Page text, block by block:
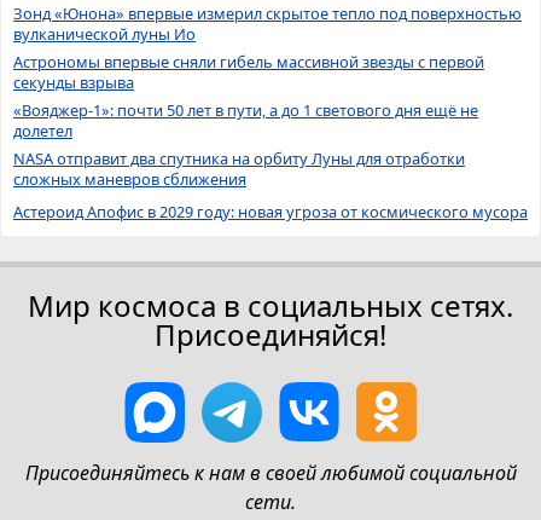
Зонд «Юнона» впервые измерил скрытое тепло под поверхностью
вулканической луны Ио
Астрономы впервые сняли гибель массивной звезды с первой
секунды взрыва
«Вояджер-1»: почти 50 лет в пути, а до 1 светового дня ещё не
долетел
NASA отправит два спутника на орбиту Луны для отработки
сложных маневров сближения
Астероид Апофис в 2029 году: новая угроза от космического мусора
Мир космоса в социальных сетях.
Присоединяйся!
Присоединяйтесь к нам в своей любимой социальной
сети.